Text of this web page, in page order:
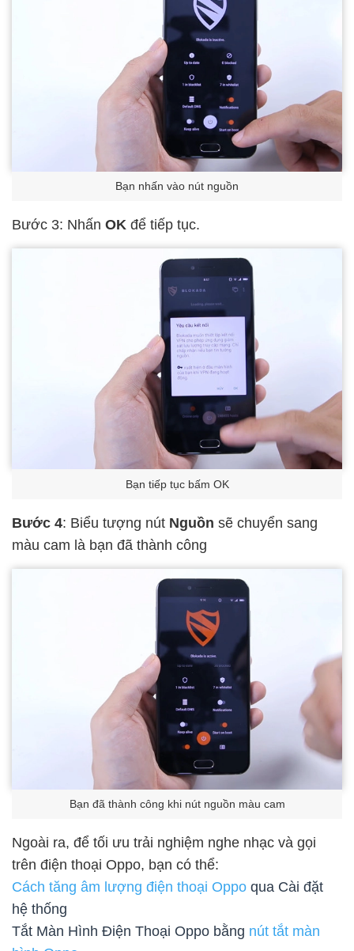
Bạn nhấn vào nút nguồn
Bước 3: Nhấn OK để tiếp tục.
Bạn tiếp tục bấm OK
Bước 4: Biểu tượng nút Nguồn sẽ chuyển sang
màu cam là bạn đã thành công
Bạn đã thành công khi nút nguồn màu cam
Ngoài ra, để tối ưu trải nghiệm nghe nhạc và gọi
trên điện thoại Oppo, bạn có thể:
Cách tăng âm lượng điện thoại Oppo qua Cài đặt
hệ thống
Tắt Màn Hình Điện Thoại Oppo bằng nút tắt màn